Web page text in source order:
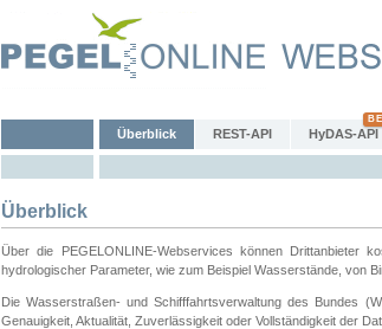
Überblick REST-API HyDAS-API
Überblick
Über die PEGELONLINE-Webservices können Drittanbieter
hydrologischer Parameter, wie zum Beispiel Wasserstände, von
Die Wasserstraßen- und Schifffahrtsverwaltung des Bundes
Genauigkeit, Aktualität, Zuverlässigkeit oder Vollständigkeit der